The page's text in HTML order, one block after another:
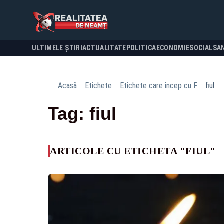
ULTIMELE ȘTIRI ACTUALITATE POLITICA ECONOMIESOCIAL
Acasă Etichete Etichete care încep cu F fiul
Tag: fiul
ARTICOLE CU ETICHETA "FIUL"